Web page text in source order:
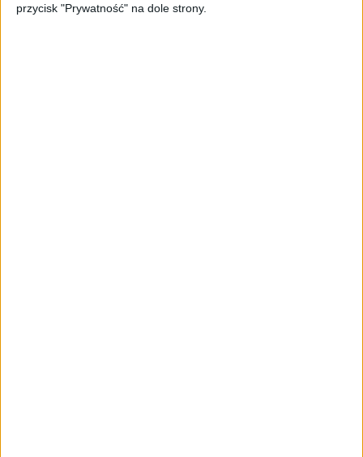
przycisk "Prywatność" na dole strony.